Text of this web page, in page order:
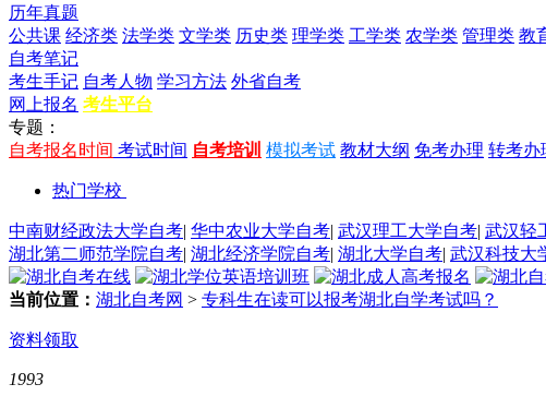
历年真题
公共课 经济类 法学类 文学类 历史类 理学类 工学类 农学类 管理类 教
自考笔记
考生手记 自考人物 学习方法 外省自考
网上报名 考生平台
专题：
自考报名时间 考试时间 自考培训 模拟考试 教材大纲 免考办理 转考办
热门学校
中南财经政法大学自考| 华中农业大学自考| 武汉理工大学自考| 武汉轻
湖北第二师范学院自考| 湖北经济学院自考| 湖北大学自考| 武汉科技大
当前位置： 湖北自考网 > 专科生在读可以报考湖北自学考试吗？
资料领取
1993